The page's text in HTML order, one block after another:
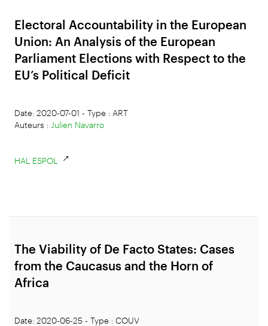
Electoral Accountability in the European
Union: An Analysis of the European
Parliament Elections with Respect to the
EU’s Political Deficit
Date: 2020-07-01 - Type : ART
Auteurs : Julien Navarro
HAL ESPOL
The Viability of De Facto States: Cases
from the Caucasus and the Horn of
Africa
Date: 2020-06-25 - Type : COUV